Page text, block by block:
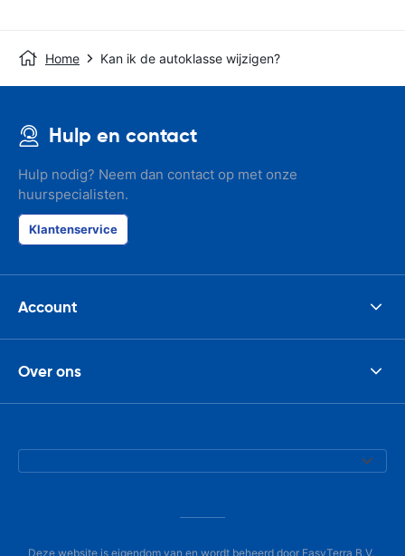
Home Kan ik de autoklasse wijzigen?
Hulp en contact
Hulp nodig? Neem dan contact op met onze
huurspecialisten.
Klantenservice
Account
Over ons
Deze website is eigendom van en wordt beheerd door EasyTerra B.V.,